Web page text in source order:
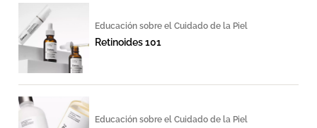
Educación sobre el Cuidado de la Piel
Retinoides 101
Educación sobre el Cuidado de la Piel